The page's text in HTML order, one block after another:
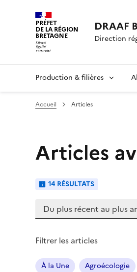
PRÉFET
DE LA RÉGION
BRETAGNE
DRAAF
Direction
Production & filières
Accueil Articles
Articles
14 RÉSULTATS
Trier les articles :
Filtrer les articles
À la Une Agroécologie